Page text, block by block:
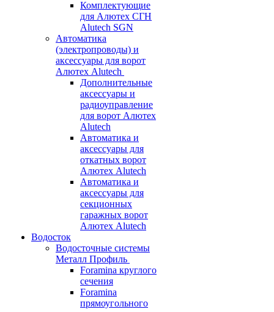
Комплектующие
для Алютех СГН
Alutech SGN
Автоматика
(электропроводы) и
аксессуары для ворот
Алютех Alutech
Дополнительные
аксессуары и
радиоуправление
для ворот Алютех
Alutech
Автоматика и
аксессуары для
откатных ворот
Алютех Alutech
Автоматика и
аксессуары для
секционных
гаражных ворот
Алютех Alutech
Водосток
Водосточные системы
Металл Профиль
Foramina круглого
сечения
Foramina
прямоугольного